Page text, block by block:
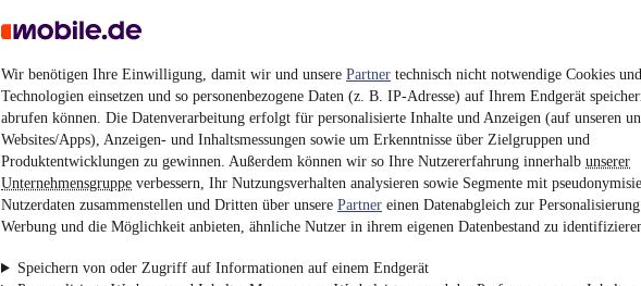
Wir benötigen Ihre Einwilligung, damit wir und unsere Partner technisch nicht notwendige Cookies
Technologien einsetzen und so personenbezogene Daten (z. B. IP-Adresse) auf Ihrem Endgerät
abrufen können. Die Datenverarbeitung erfolgt für personalisierte Inhalte und Anzeigen (auf unseren
Websites/Apps), Anzeigen- und Inhaltsmessungen sowie um Erkenntnisse über Zielgruppen und
Produktentwicklungen zu gewinnen. Außerdem können wir so Ihre Nutzererfahrung innerhalb unserer
Unternehmensgruppe verbessern, Ihr Nutzungsverhalten analysieren sowie Segmente mit
Nutzerdaten zusammenstellen und Dritten über unsere Partner einen Datenabgleich zur
Werbung und die Möglichkeit anbieten, ähnliche Nutzer in ihrem eigenen Datenbestand zu
Speichern von oder Zugriff auf Informationen auf einem Endgerät
¹ MwSt. ausweisbar